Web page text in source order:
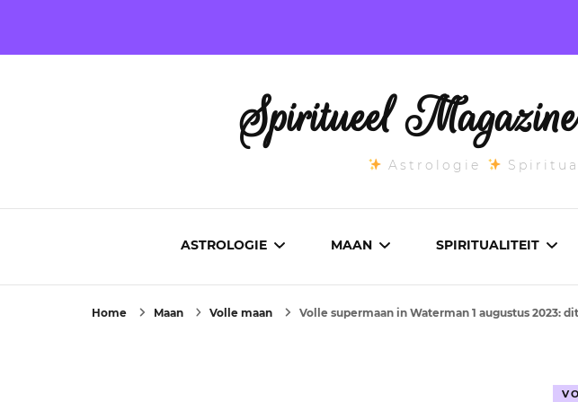
Spiritueel
Astrologie
ASTROLOGIE MAAN SPIRITUALITEIT
Home Maan Volle maan Volle supermaan in Waterman 1 augustus 2023: